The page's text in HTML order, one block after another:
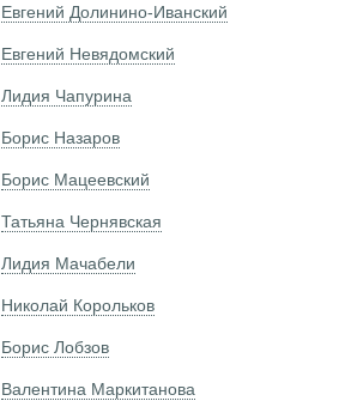
Евгений Долинино-Иванский
Евгений Невядомский
Лидия Чапурина
Борис Назаров
Борис Мацеевский
Татьяна Чернявская
Лидия Мачабели
Николай Корольков
Борис Лобзов
Валентина Маркитанова